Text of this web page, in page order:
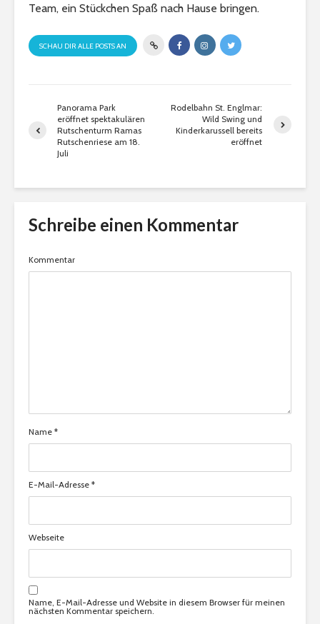
Team, ein Stückchen Spaß nach Hause bringen.
SCHAU DIR ALLE POSTS AN
Panorama Park
eröffnet spektakulären
Rutschenturm Ramas
Rutschenriese am 18.
Juli
Rodelbahn St. Englmar:
Wild Swing und
Kinderkarussell bereits
eröffnet
Schreibe einen Kommentar
Kommentar
Name *
E-Mail-Adresse *
Webseite
Name, E-Mail-Adresse und Website in diesem Browser für meinen
nächsten Kommentar speichern.